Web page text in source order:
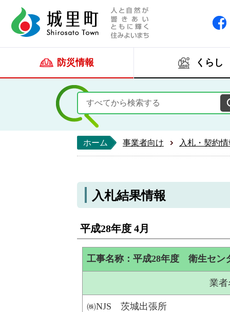
防災情報 くらし
ホーム 事業者向け 入札・契約
入札結果情報
平成28年度 4月
工事名称：平成28年度 衛生セン
業者
㈱NJS 茨城出張所